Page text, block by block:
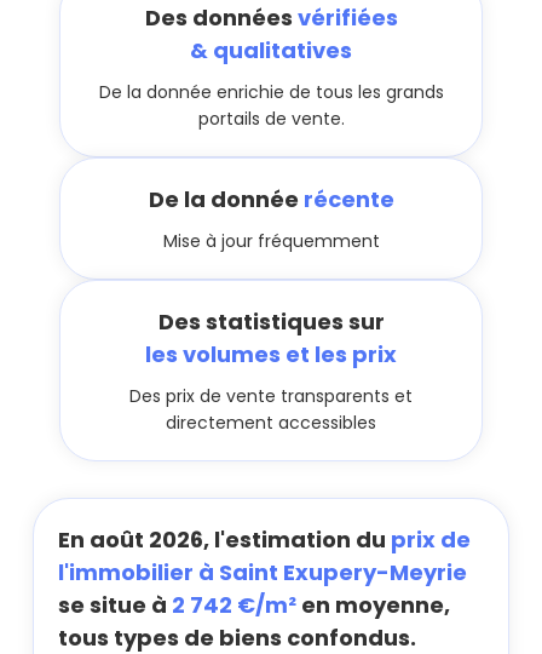
Des données vérifiées
& qualitatives
De la donnée enrichie de tous les grands
portails de vente.
De la donnée récente
Mise à jour fréquemment
Des statistiques sur
les volumes et les prix
Des prix de vente transparents et
directement accessibles
En août 2026, l'estimation du prix de
l'immobilier à Saint Exupery-Meyrie
se situe à 2 742 €/m² en moyenne,
tous types de biens confondus.